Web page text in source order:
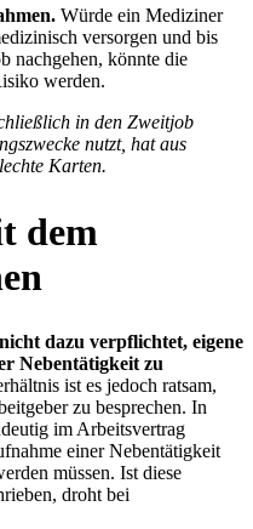
Würde ein Mediziner
versorgen und bis
nachgehen, könnte die
werden.
in den Zweitjob
nutzt, hat aus
Karten.
dem
dazu verpflichtet, eigene
Nebentätigkeit zu
ist es jedoch ratsam,
zu besprechen. In
im Arbeitsvertrag
einer Nebentätigkeit
müssen. Ist diese
droht bei